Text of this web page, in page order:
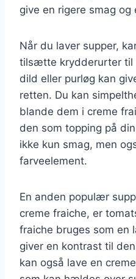
give en rigere smag
Når du laver supper,
tilsætte krydderurter til
dild eller purløg kan
retten. Du kan
blande dem i creme
den som topping på
ikke kun smag, men
farveelement.
En anden populær
creme fraiche, er
fraiche bruges som en
giver en kontrast til
kan også lave en